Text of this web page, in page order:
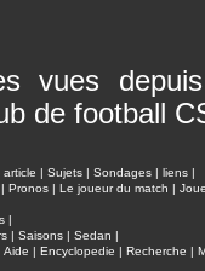
vues
de football
| Sujets | Sondages | liens |
| Pronos | Le joueur du match |
|
| Saisons | Sedan |
Aide | Encyclopedie | Recherche |